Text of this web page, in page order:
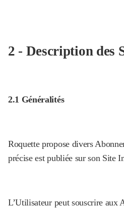
2 - Description des
2.1 Généralités
Roquette propose divers
précise est publiée sur son Site
L’Utilisateur peut souscrire aux